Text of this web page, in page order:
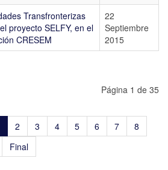
Transfronterizas
proyecto SELFY, en el
CRESEM
22
Septiembre
2015
Página 1 de 35
2 3 4 5 6 7
8
Final